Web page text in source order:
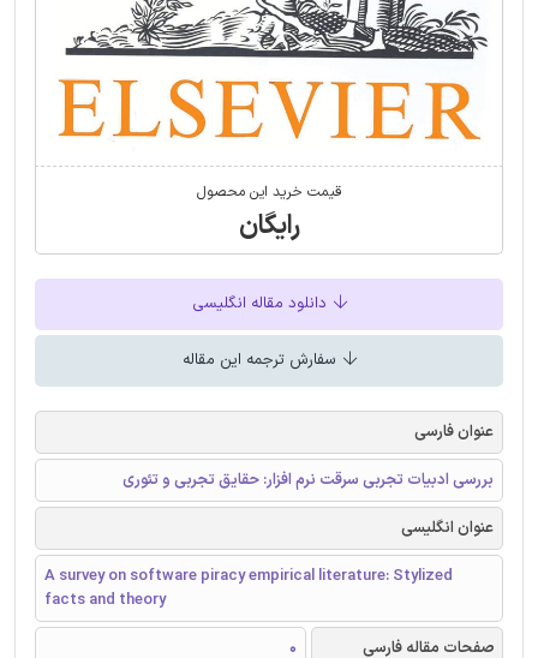
قیمت خرید این محصول
رایگان
دانلود مقاله انگلیسی
سفارش ترجمه این مقاله
عنوان فارسی
بررسی ادبیات تجربی سرقت نرم افزار: حقایق تجربی و تئوری
عنوان انگلیسی
A survey on software piracy empirical literature: Stylized
facts and theory
صفحات مقاله فارسی
0